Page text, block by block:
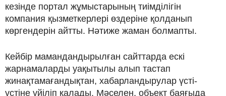
кезінде портал жұмыстарының тиімділігін
компания қызметкерлері өздеріне қолданып
көргендерін айтты. Нәтиже жаман болмапты.
Кейбір мамандандырылған сайттарда ескі
жарнамаларды уақытылы алып тастап
жинақтамағандықтан, хабарландырулар үсті-
үстіне үйіліп қалады. Мәселен, объект баяғыда